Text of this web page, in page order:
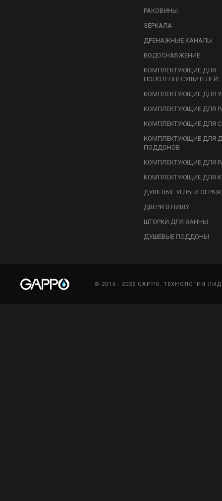
РАКОВИНЫ
ЗЕРКАЛА
ДРЕНАЖНЫЕ КАНАЛЫ
ВОДОСНАБЖЕНИЕ
КОМПЛЕКТУЮЩИЕ ДЛЯ
ПОЛОТЕНЦЕСУШИТЕЛЕЙ
КОМПЛЕКТУЮЩИЕ ДЛЯ
КОМПЛЕКТУЮЩИЕ ДЛЯ
КОМПЛЕКТУЮЩИЕ ДЛЯ
КОМПЛЕКТУЮЩИЕ ДЛЯ
ПОДДОНОВ
КОМПЛЕКТУЮЩИЕ ДЛЯ
КОМПЛЕКТУЮЩИЕ ДЛЯ
ДУШЕВЫЕ УГЛЫ И
ДВЕРИ В НИШУ
ШТОРКИ ДЛЯ ВАННЫ
ДУШЕВЫЕ ПОДДОНЫ
© 2016 - 2026 GAPPO. ТЕХНОЛОГИИ